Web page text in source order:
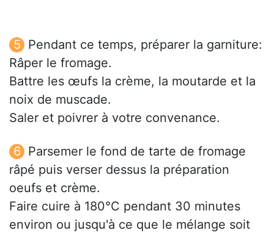
Pendant ce temps, préparer la garniture:
Râper le fromage.
Battre les œufs la crème, la moutarde et la
noix de muscade.
Saler et poivrer à votre convenance.
Parsemer le fond de tarte de fromage
râpé puis verser dessus la préparation
oeufs et crème.
Faire cuire à 180°C pendant 30 minutes
environ ou jusqu'à ce que le mélange soit